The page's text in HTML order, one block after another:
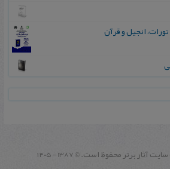
انجیل و قرآن
آثار برتر محفوظ است. ©